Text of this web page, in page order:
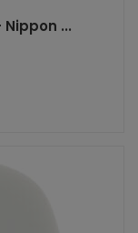
Nippon ...